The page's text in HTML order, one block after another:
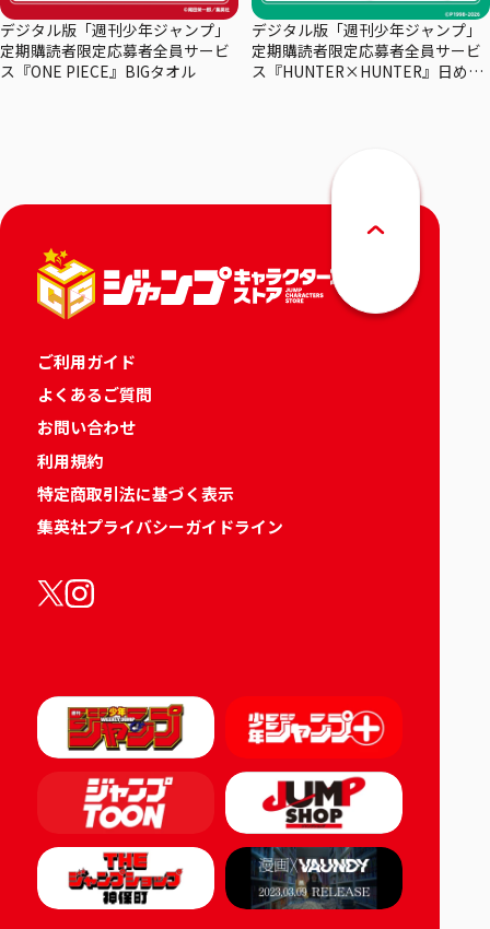
デジタル版「週刊少年ジャンプ」
定期購読者限定応募者全員サービ
ス『ONE PIECE』BIGタオル
デジタル版「週刊少年ジャンプ」
定期購読者限定応募者全員サービ
ス『HUNTER×HUNTER』日めく
ご利用ガイド
よくあるご質問
お問い合わせ
利用規約
特定商取引法に基づく表示
集英社プライバシーガイドライン